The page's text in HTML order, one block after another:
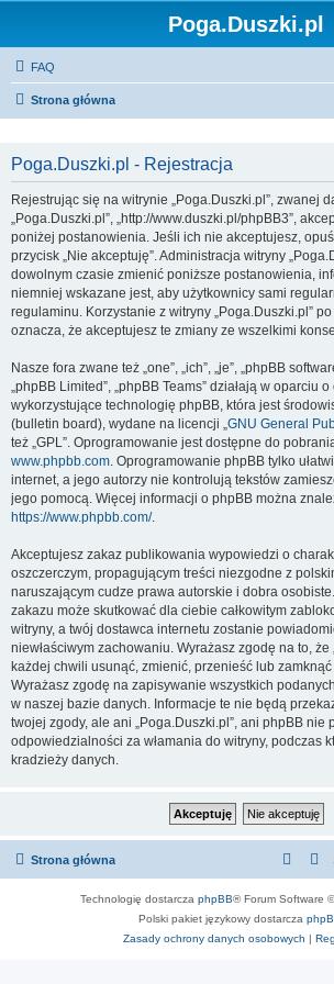
Poga.Duszki.pl
FAQ
Strona główna
Poga.Duszki.pl - Rejestracja
Rejestrując się na witrynie „Poga.Duszki.pl”, zwanej
„Poga.Duszki.pl”, „http://www.duszki.pl/phpBB3”,
poniżej postanowienia. Jeśli ich nie akceptujesz,
przycisk „Nie akceptuję”. Administracja witryny
dowolnym czasie zmienić poniższe postanowienia,
niemniej wskazane jest, aby użytkownicy sami
regulaminu. Korzystanie z witryny „Poga.Duszki.pl”
oznacza, że akceptujesz te zmiany ze wszelkimi
Nasze fora zwane też „one”, „ich”, „je”, „phpBB
„phpBB Limited”, „phpBB Teams” działają w oparciu
wykorzystujące technologię phpBB, która jest
(bulletin board), wydane na licencji „GNU General
też „GPL”. Oprogramowanie jest dostępne do
www.phpbb.com. Oprogramowanie phpBB tylko
internet, a jego autorzy nie kontrolują tekstów
jego pomocą. Więcej informacji o phpBB można
https://www.phpbb.com/.
Akceptujesz zakaz publikowania wypowiedzi o
oszczerczym, propagującym treści niezgodne z
naruszającym cudze prawa autorskie i dobra
zakazu może skutkować dla ciebie całkowitym
witryny, a twój dostawca internetu zostanie
niewłaściwym zachowaniu. Wyrażasz zgodę na to, że
każdej chwili usunąć, zmienić, przenieść lub
Wyrażasz zgodę na zapisywanie wszystkich
w naszej bazie danych. Informacje te nie będą
twojej zgody, ale ani „Poga.Duszki.pl”, ani phpBB nie
odpowiedzialności za włamania do witryny, podczas
kradzieży danych.
Strona główna
Technologię dostarcza phpBB® Forum Software
Polski pakiet językowy dostarcza
Zasady ochrony danych osobowych |